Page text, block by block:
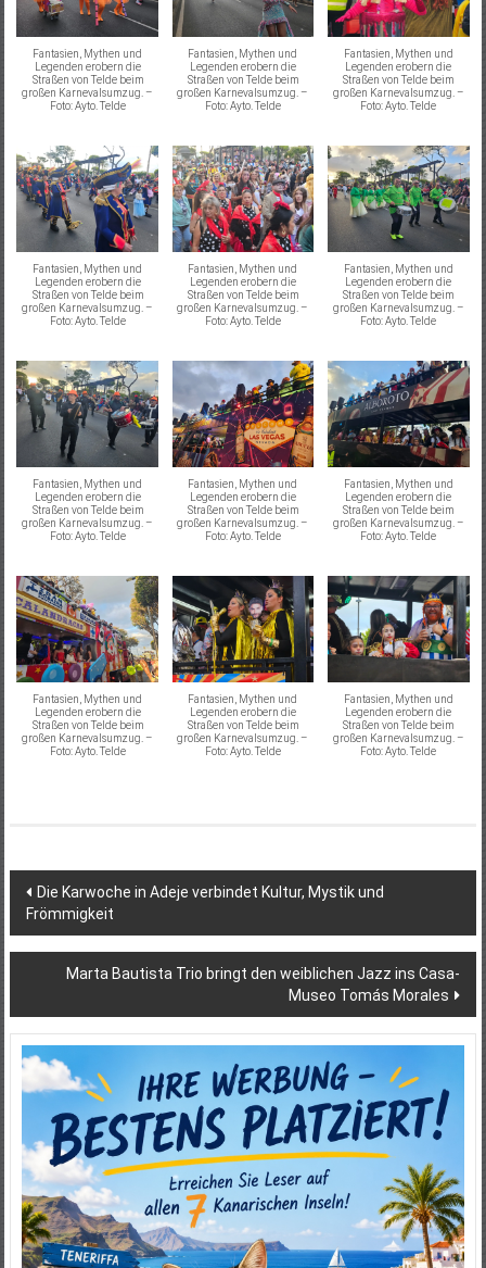
Fantasien, Mythen und
Legenden erobern die
Straßen von Telde beim
großen Karnevalsumzug. –
Foto: Ayto. Telde
Fantasien, Mythen und
Legenden erobern die
Straßen von Telde beim
großen Karnevalsumzug. –
Foto: Ayto. Telde
Fantasien, Mythen und
Legenden erobern die
Straßen von Telde beim
großen Karnevalsumzug. –
Foto: Ayto. Telde
Fantasien, Mythen und
Legenden erobern die
Straßen von Telde beim
großen Karnevalsumzug. –
Foto: Ayto. Telde
Fantasien, Mythen und
Legenden erobern die
Straßen von Telde beim
großen Karnevalsumzug. –
Foto: Ayto. Telde
Fantasien, Mythen und
Legenden erobern die
Straßen von Telde beim
großen Karnevalsumzug. –
Foto: Ayto. Telde
Fantasien, Mythen und
Legenden erobern die
Straßen von Telde beim
großen Karnevalsumzug. –
Foto: Ayto. Telde
Fantasien, Mythen und
Legenden erobern die
Straßen von Telde beim
großen Karnevalsumzug. –
Foto: Ayto. Telde
Fantasien, Mythen und
Legenden erobern die
Straßen von Telde beim
großen Karnevalsumzug. –
Foto: Ayto. Telde
Fantasien, Mythen und
Legenden erobern die
Straßen von Telde beim
großen Karnevalsumzug. –
Foto: Ayto. Telde
Fantasien, Mythen und
Legenden erobern die
Straßen von Telde beim
großen Karnevalsumzug. –
Foto: Ayto. Telde
Fantasien, Mythen und
Legenden erobern die
Straßen von Telde beim
großen Karnevalsumzug. –
Foto: Ayto. Telde
Beitragsnavigation
Die Karwoche in Adeje verbindet Kultur, Mystik und
Frömmigkeit
Marta Bautista Trio bringt den weiblichen Jazz ins Casa-
Museo Tomás Morales